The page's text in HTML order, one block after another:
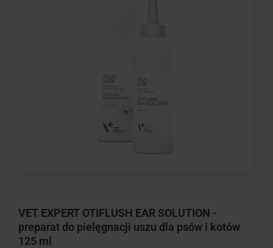
VET EXPERT OTIFLUSH EAR SOLUTION -
preparat do pielęgnacji uszu dla psów i kotów
125 ml